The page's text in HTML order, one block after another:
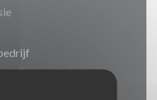
Cuisine fusion